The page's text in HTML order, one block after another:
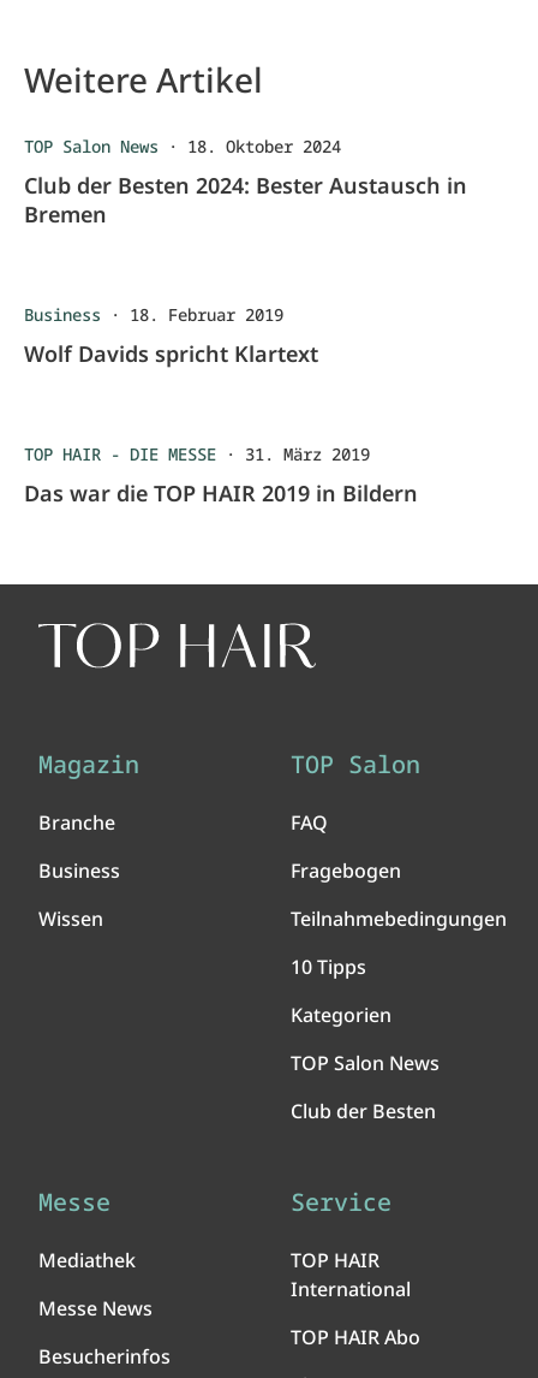
Weitere Artikel
TOP Salon News · 18. Oktober 2024
Club der Besten 2024: Bester Austausch in
Bremen
Business · 18. Februar 2019
Wolf Davids spricht Klartext
TOP HAIR - DIE MESSE · 31. März 2019
Das war die TOP HAIR 2019 in Bildern
Magazin
Branche
Business
Wissen
TOP Salon
FAQ
Fragebogen
Teilnahmebedingungen
10 Tipps
Kategorien
TOP Salon News
Club der Besten
Messe
Mediathek
Messe News
Besucherinfos
Service
TOP HAIR
International
TOP HAIR Abo